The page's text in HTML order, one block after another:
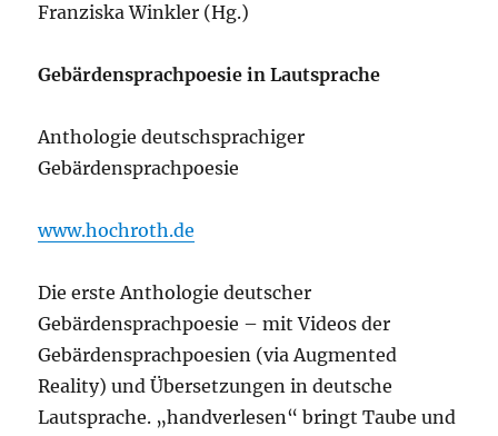
Franziska Winkler (Hg.)
Gebärdensprachpoesie in Lautsprache
Anthologie deutschsprachiger
Gebärdensprachpoesie
www.hochroth.de
Die erste Anthologie deutscher
Gebärdensprachpoesie – mit Videos der
Gebärdensprachpoesien (via Augmented
Reality) und Übersetzungen in deutsche
Lautsprache. „handverlesen“ bringt Taube und